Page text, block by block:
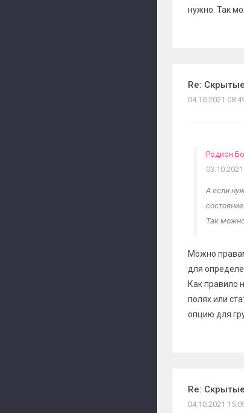
нужно. Так
Re:
04.10.2021
Родион
А если
Так
Можно
для
Как правило
полях или
опцию для
Re:
04.10.2021